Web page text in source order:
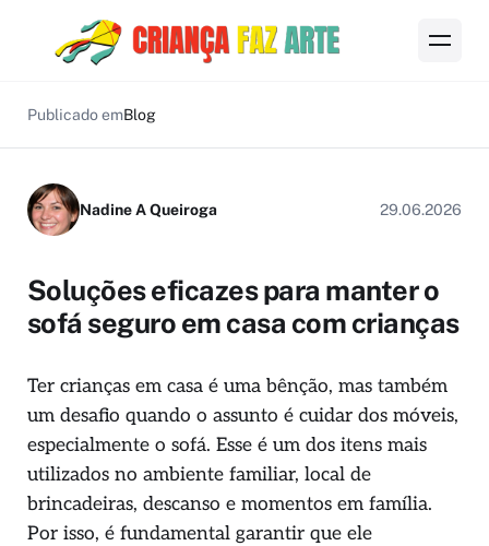
Publicado emBlog
Nadine A Queiroga 29.06.2026
Soluções eficazes para manter o
sofá seguro em casa com crianças
Ter crianças em casa é uma bênção, mas também
um desafio quando o assunto é cuidar dos móveis,
especialmente o sofá. Esse é um dos itens mais
utilizados no ambiente familiar, local de
brincadeiras, descanso e momentos em família.
Por isso, é fundamental garantir que ele